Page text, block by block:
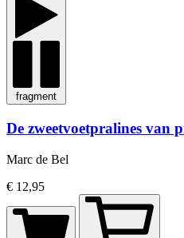
fragment
De zweetvoetpralines van
Marc de Bel
€ 12,95